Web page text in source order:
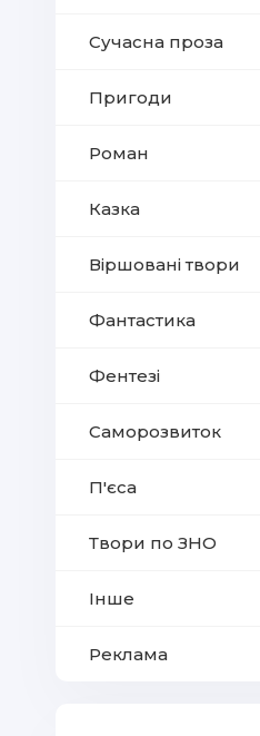
Сучасна проза
Пригоди
Роман
Казка
Віршовані твори
Фантастика
Фентезі
Саморозвиток
П'єса
Твори по ЗНО
Інше
Реклама